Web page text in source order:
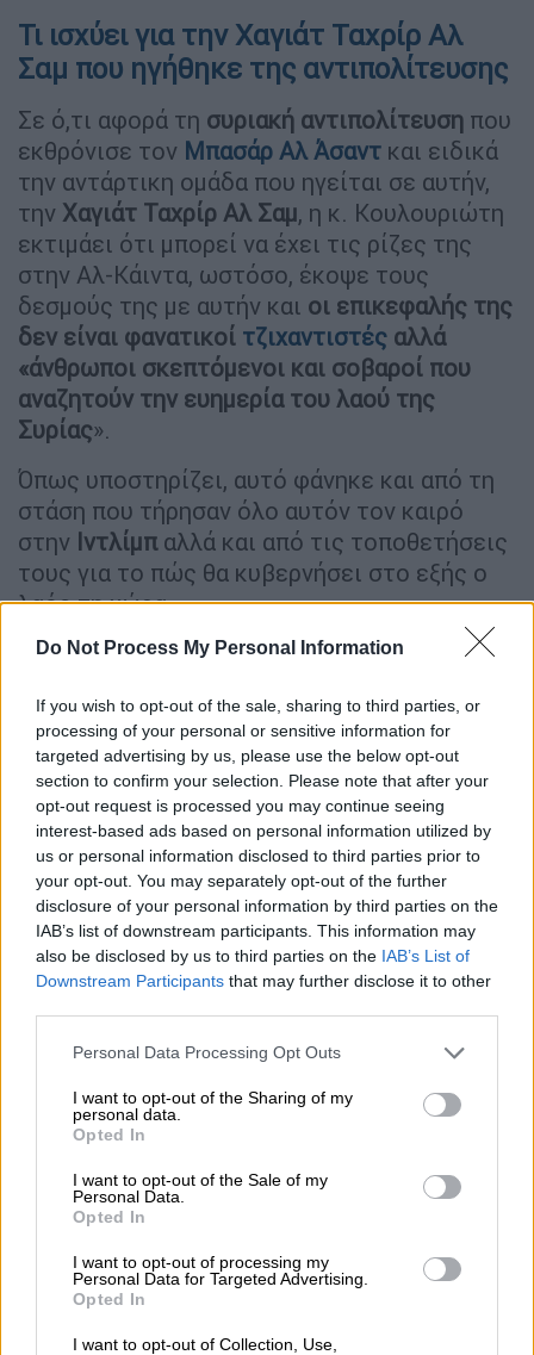
Do Not Process My Personal Information
If you wish to opt-out of the sale, sharing to third parties, or
processing of your personal or sensitive information for
targeted advertising by us, please use the below opt-out
section to confirm your selection. Please note that after your
opt-out request is processed you may continue seeing
interest-based ads based on personal information utilized by
us or personal information disclosed to third parties prior to
your opt-out. You may separately opt-out of the further
disclosure of your personal information by third parties on the
IAB’s list of downstream participants. This information may
also be disclosed by us to third parties on the IAB’s List of
Downstream Participants that may further disclose it to other
Please note that this website/app uses one or more Google
not limited to your visit or usage behaviour. You may click to
grant or deny consent to Google and its third-party tags to
use your data for below specified purposes in below Google
consent section.
Personal Data Processing Opt Outs
I want to opt-out of the Sharing of my
personal data.
Opted In
I want to opt-out of the Sale of my
Personal Data.
Opted In
I want to opt-out of processing my
Personal Data for Targeted Advertising.
Opted In
I want to opt-out of Collection, Use,
Τι ισχύει για την Χαγιάτ Ταχρίρ Αλ
Σαμ που ηγήθηκε της αντιπολίτευσης
Σε ό,τι αφορά τη συριακή αντιπολίτευση που
εκθρόνισε τον Μπασάρ Αλ Άσαντ και ειδικά
την αντάρτικη ομάδα που ηγείται σε αυτήν,
την Χαγιάτ Ταχρίρ Αλ Σαμ, η κ. Κουλουριώτη
εκτιμάει ότι μπορεί να έχει τις ρίζες της
στην Αλ-Κάιντα, ωστόσο, έκοψε τους
δεσμούς της με αυτήν και οι επικεφαλής της
δεν είναι φανατικοί τζιχαντιστές αλλά
«άνθρωποι σκεπτόμενοι και σοβαροί που
αναζητούν την ευημερία του λαού της
Συρίας».
Όπως υποστηρίζει, αυτό φάνηκε και από τη
στάση που τήρησαν όλο αυτόν τον καιρό
στην Ιντλίμπαλλά και από τις τοποθετήσεις
τους για το πώς θα κυβερνήσει στο εξής ο
λαός τη χώρα.
Η πτώση του καθεστώτος του Άσαντ ήταν
παρακολουθούμε τις εξελίξεις στην περιοχή,
ιδίως μετά την αποδυνάμωση του ιρανικού
τόξου. Ο Άσαντ βρέθηκε μεταξύ δύο
συμπληγάδων, μεταξύ τουΙράναλλά και
τουΙσραήλ, το οποίο ήταν και αυτό στην
ουσία σύμμαχός του. Άλλωστε, τόσον καιρό
δεν έπεσε από την εξουσία, διότι το Ισραήλ
δεν ήθελε να πέσει.Πλέον ο Άσαντ
αποτελούσε ένα βάρος και ήταν η κατάλληλη
στιγμή, για να κινηθεί η αντιπολίτευση. Σε
ό,τι αφορά τις οργανώσεις που αποτελούν
την αντιπολίτευση, υπάρχει μία
δαιμονοποίηση όλα αυτά τα χρόνια. Ο FSA
δημιουργήθηκε αρχικά από την αυτομόληση
150.000 στρατιωτών από το συριακό
στρατό», αναφέρει η κ. Κουλουριώτη.
«Οι πολίτες γυρίζουν στα σπίτια
τους»
Σύμφωνα με την πολιτική αναλύτρια, μετά
την επικράτηση της αντιπολίτευσης στη